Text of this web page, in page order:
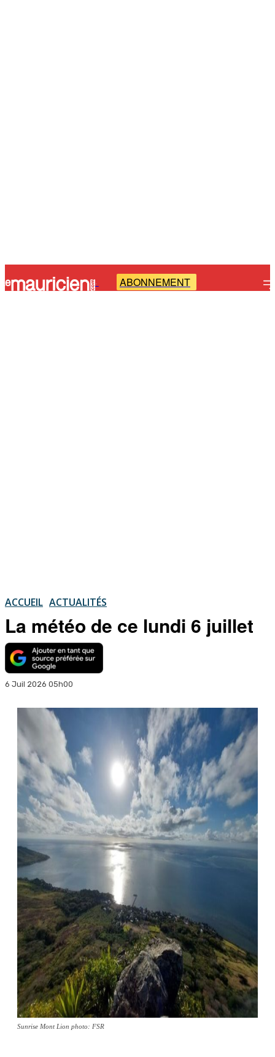
- ABONNEMENT
ACCUEIL ACTUALITÉS
La météo de ce lundi 6 juillet
6 Juil 2026 05h00
Sunrise Mont Lion photo: FSR